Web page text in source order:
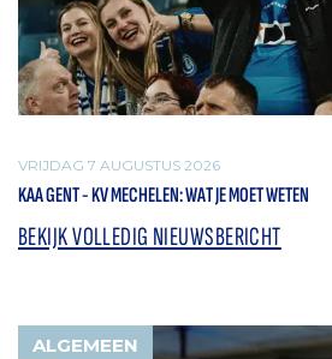
VRIJDAG 7 AUGUSTUS 2026
KAA GENT - KV MECHELEN: WAT JE MOET WETEN
BEKIJK VOLLEDIG NIEUWSBERICHT
ALGEMEEN